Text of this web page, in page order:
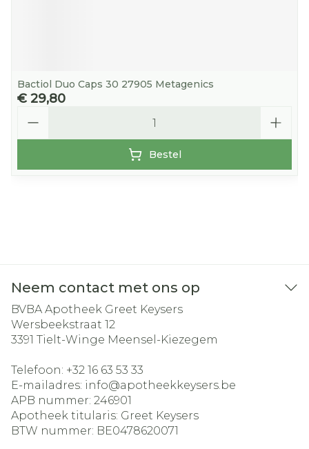
Bactiol Duo Caps 30 27905 Metagenics
€ 29,80
Bestel
Neem contact met ons op
BVBA Apotheek Greet Keysers
Wersbeekstraat 12
3391 Tielt-Winge Meensel-Kiezegem
Telefoon: +32 16 63 53 33
E-mailadres: info@apotheekkeysers.be
APB nummer: 246901
Apotheek titularis: Greet Keysers
BTW nummer: BE0478620071